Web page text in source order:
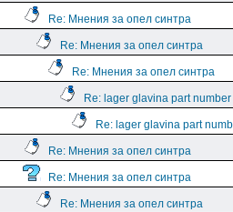
Re: Мнения за опел синтра
Re: Мнения за опел синтра
Re: Мнения за опел синтра
Re: lager glavina part number
Re: lager glavina part
Re: Мнения за опел синтра
Re: Мнения за опел синтра
Re: Мнения за опел синтра